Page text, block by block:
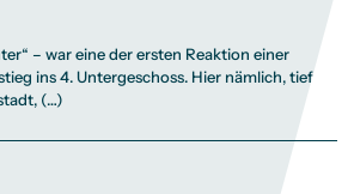
– war eine der ersten Reaktion einer
ins 4. Untergeschoss. Hier nämlich, tief
(…)